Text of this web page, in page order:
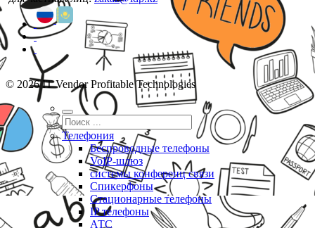
© 2026 IT Vendor Profitable Technologies
Телефония
Беспроводные телефоны
VoIP-шлюз
системы конференц связи
Спикерфоны
Стационарные телефоны
IP телефоны
АТС